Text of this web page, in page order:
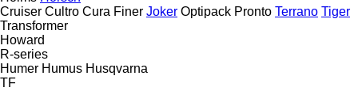
Cruiser Cultro Cura Finer Joker Optipack Pronto Terrano Tiger
Transformer
Howard
R-series
Humer Humus Husqvarna
TF